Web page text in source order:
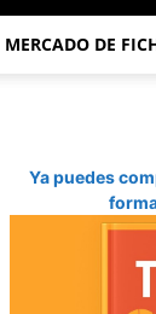
MERCADO DE
Ya puedes